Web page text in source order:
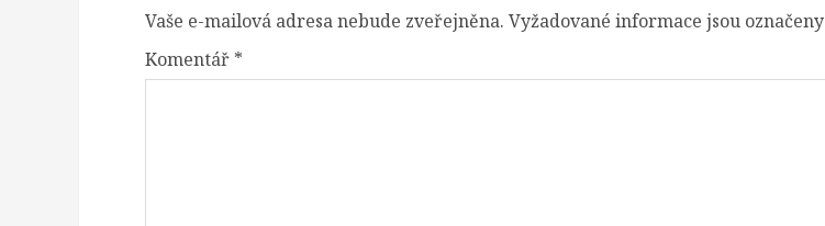
Vaše e-mailová adresa nebude zveřejněna. Vyžadované informace jsou označeny
Komentář *